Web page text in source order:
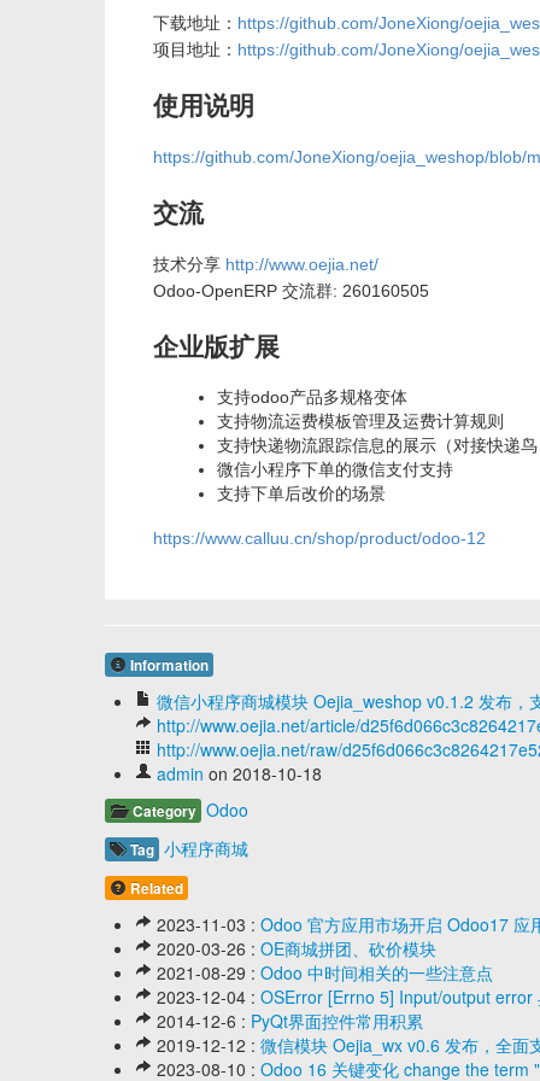
下载地址： https://github.com/JoneXiong/
项目地址： https://github.com/JoneXiong/
使用说明
https://github.com/JoneXiong/oejia_weshop/blob/
交流
技术分享 http://www.oejia.net/
Odoo-OpenERP 交流群: 260160505
企业版扩展
支持odoo产品多规格变体
支持物流运费模板管理及运费计算规则
支持快递物流跟踪信息的展示（对接快递
微信小程序下单的微信支付支持
支持下单后改价的场景
https://www.calluu.cn/shop/product/odoo-12
Information
微信小程序商城模块 Oejia_weshop v0.1.2 发布，
http://www.oejia.net/article/
http://www.oejia.net/raw/
admin on 2018-10-18
Category Odoo
Tag 小程序商城
Related
2023-11-03 : Odoo 官方应用市场开启 Odoo17 应
2020-03-26 : OE商城拼团、砍价模块
2021-08-29 : Odoo 中时间相关的一些注意点
2023-12-04 : OSError [Errno 5] Input/output error
2014-12-6 : PyQt界面控件常用积累
2019-12-12 : 微信模块 Oejia_wx v0.6 发布，全面
2023-08-10 : Odoo 16 关键变化 change the term